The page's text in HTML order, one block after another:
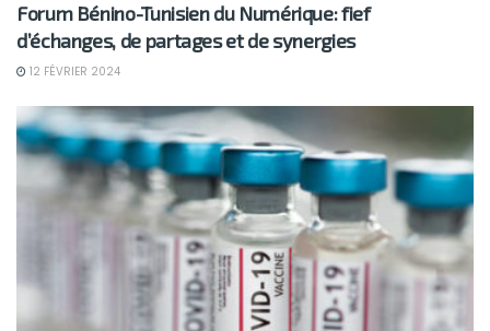
Forum Bénino-Tunisien du Numérique: fief
d’échanges, de partages et de synergies
12 FÉVRIER 2024